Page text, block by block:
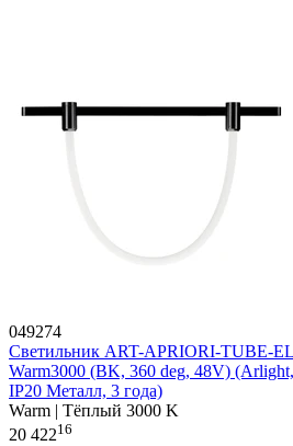
049274
Светильник ART-APRIORI-TUBE-
Warm3000 (BK, 360 deg, 48V)
IP20 Металл, 3 года)
Warm | Тёплый 3000 K
20 42216